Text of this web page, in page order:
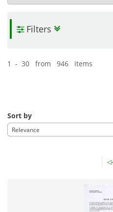
Filters
1 - 30 from 946 items
Sort by
Relevance